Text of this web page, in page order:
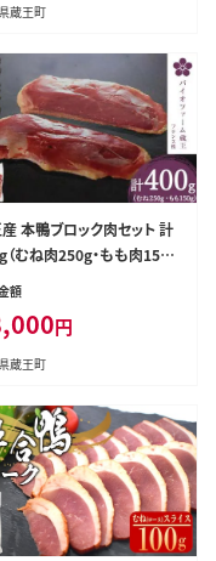
蔵王町
本鴨ブロック肉セット 計
（むね肉250g・もも肉150
04301-0381】
額
円
蔵王町